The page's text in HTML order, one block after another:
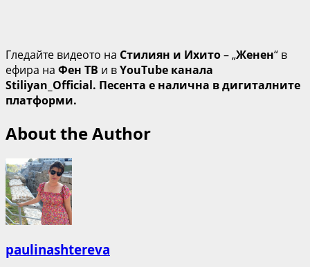
Гледайте видеото на Стилиян и Ихито– „Женен“ в
ефира на Фен ТВ и вYouTube канала
Stiliyan_Official. Песента е налична в дигиталните
платформи.
About the Author
paulinashtereva